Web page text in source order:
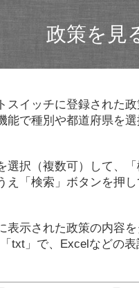
政策を見
スイッチに登録された政
能で種別や都道府県を選
選択（複数可）して、
「検索」ボタンを押し
表示された政策の内容を
txt」で、Excelなどの